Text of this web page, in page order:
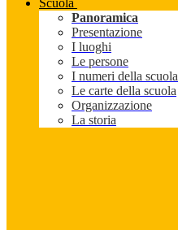
Scuola
Panoramica
Presentazione
I luoghi
Le persone
I numeri della scuola
Le carte della scuola
Organizzazione
La storia